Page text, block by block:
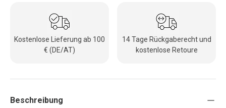
Kostenlose Lieferung ab 100
€ (DE/AT)
14 Tage Rückgaberecht und
kostenlose Retoure
Beschreibung